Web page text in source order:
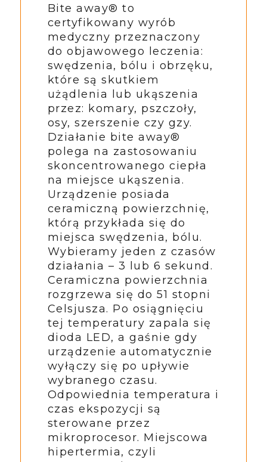
Bite away® to
certyfikowany wyrób
medyczny przeznaczony
do objawowego leczenia:
swędzenia, bólu i obrzęku,
które są skutkiem
użądlenia lub ukąszenia
przez: komary, pszczoły,
osy, szerszenie czy gzy.
Działanie bite away®
polega na zastosowaniu
skoncentrowanego ciepła
na miejsce ukąszenia.
Urządzenie posiada
ceramiczną powierzchnię,
którą przykłada się do
miejsca swędzenia, bólu.
Wybieramy jeden z czasów
działania – 3 lub 6 sekund.
Ceramiczna powierzchnia
rozgrzewa się do 51 stopni
Celsjusza. Po osiągnięciu
tej temperatury zapala się
dioda LED, a gaśnie gdy
urządzenie automatycznie
wyłączy się po upływie
wybranego czasu.
Odpowiednia temperatura i
czas ekspozycji są
sterowane przez
mikroprocesor. Miejscowa
hipertermia, czyli